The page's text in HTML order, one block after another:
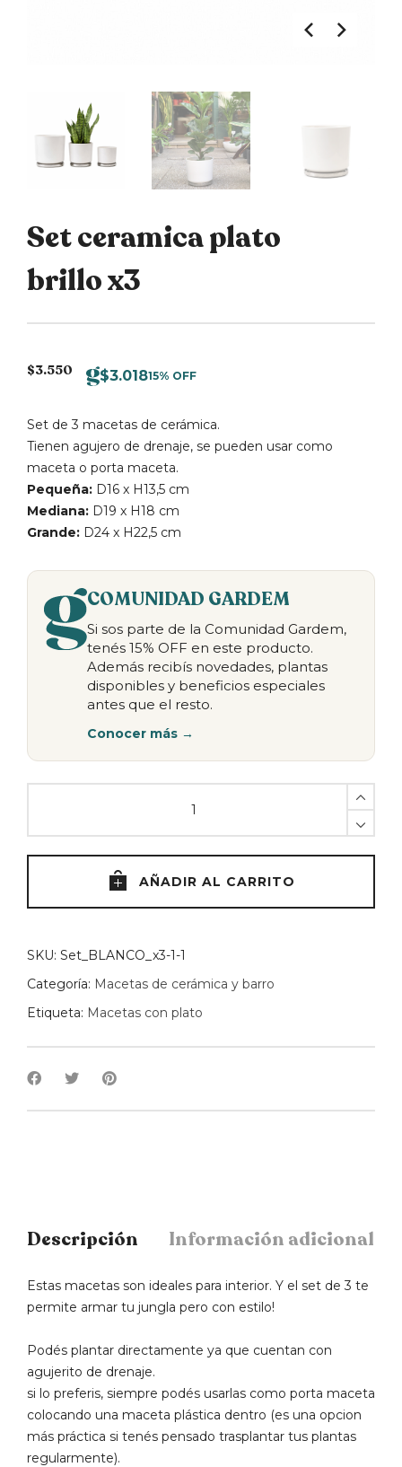
Set ceramica plato
brillo x3
$3.550 $3.01815% OFF
Set de 3 macetas de cerámica.
Tienen agujero de drenaje, se pueden usar como
maceta o porta maceta.
Pequeña: D16 x H13,5 cm
Mediana: D19 x H18 cm
Grande: D24 x H22,5 cm
COMUNIDAD GARDEM
Si sos parte de la Comunidad Gardem,
tenés 15% OFF en este producto.
Además recibís novedades, plantas
disponibles y beneficios especiales
antes que el resto.
Conocer más →
plato
brillo
AÑADIR AL CARRITO
SKU: Set_BLANCO_x3-1-1
Categoría: Macetas de cerámica y barro
Etiqueta: Macetas con plato
Descripción Información adicional
Estas macetas son ideales para interior. Y el set de 3 te
permite armar tu jungla pero con estilo!
Podés plantar directamente ya que cuentan con
agujerito de drenaje.
si lo preferis, siempre podés usarlas como porta maceta
colocando una maceta plástica dentro (es una opcion
más práctica si tenés pensado trasplantar tus plantas
regularmente).